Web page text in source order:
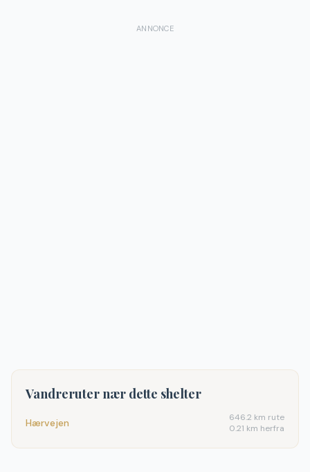
ANNONCE
Vandreruter nær dette shelter
Hærvejen 646.2 km rute
0.21 km herfra